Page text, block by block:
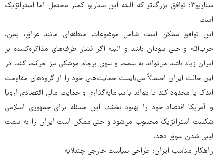
سناریو۳: توافق بزرگ‌تر که البته این سناریو کمتر محتمل اما استراتژیک
است
این توافق ممکن است شامل موضوعات منطقه‌ای مانند عراق، یمن،
حزب‌الله و حتی سودان باشد و البته اگر فشار طرف‌های مذاکره‌کننده بر
ایران زیاد باشد می‌تواند به سمت و سوی برجام موشکی نیز حرکت کند. در
این حالت ایران احتمالاً می‌بایست حمایت‌های خود را از گروه‌های مقاومت
اندک یا محدود کند تا بتواند با سرمایه‌گذاری و حمایت مالی اقتصادی اروپا
و آمریکا اقتصاد خود را بهبود بخشد. این مسئله برای جمهوری اسلامی
شکست استراتژیک محسوب می‌شود و حتی ممکن است ایران را به سمت
لیبی شدن سوق دهد.
راهکار مناسب ایران: طراحی سیاست خارجی چندلایه